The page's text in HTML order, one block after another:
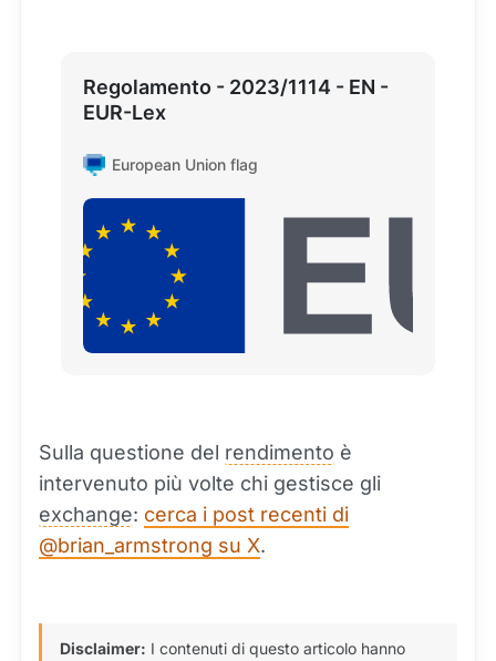
Regolamento - 2023/1114 - EN -
EUR-Lex
European Union flag
Sulla questione del rendimento è
intervenuto più volte chi gestisce gli
exchange: cerca i post recenti di
@brian_armstrong su X.
Disclaimer: I contenuti di questo articolo hanno